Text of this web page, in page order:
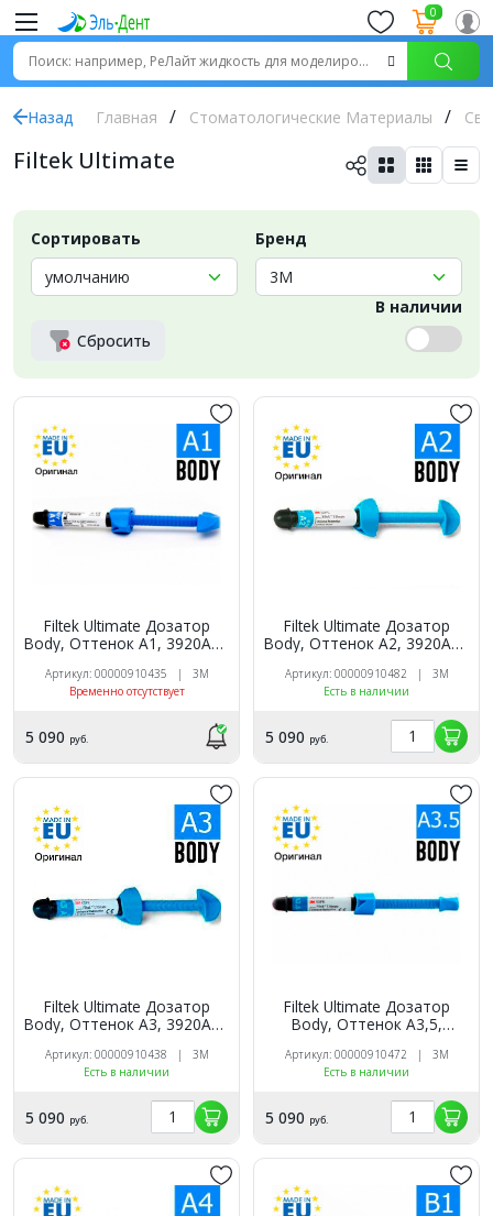
0
Назад Главная Стоматологические Материалы
Filtek Ultimate
Сортировать Бренд
Сбросить
В наличии
Filtek Ultimate Дозатор
Body, Оттенок A1, 3920A1B
реставрационный
композит 3M
Артикул: 00000910435 | 3M
Временно отсутствует
5 090 руб.
Filtek Ultimate Дозатор
Body, Оттенок A2, 3920A2B
реставрационный
композит 3M
Артикул: 00000910482 | 3M
Есть в наличии
5 090 руб.
Filtek Ultimate Дозатор
Body, Оттенок A3, 3920A3B
реставрационный
композит 3M
Артикул: 00000910438 | 3M
Есть в наличии
5 090 руб.
Filtek Ultimate Дозатор
Body, Оттенок A3,5,
реставрационный
композит 3M
Артикул: 00000910472 | 3M
Есть в наличии
5 090 руб.